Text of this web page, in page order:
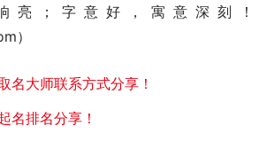
亮；字意好，寓意深刻！
）
名大师联系方式分享！
名排名分享！